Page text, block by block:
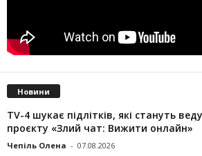
Новини
TV-4 шукає підлітків, які стануть
проєкту «Злий чат: Вижити онлайн»
Чепіль Олена - 07.08.2026